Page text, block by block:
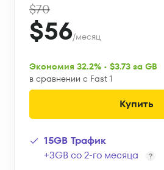
$70
$56/месяц
Экономия 32.2% • $3.73 за GB
в сравнении с Fast 1
Купить
15GB Трафик
+3GB со 2-го месяца